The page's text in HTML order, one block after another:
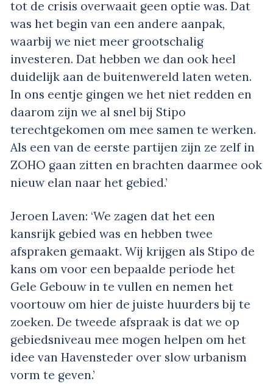
tot de crisis overwaait geen optie was. Dat
was het begin van een andere aanpak,
waarbij we niet meer grootschalig
investeren. Dat hebben we dan ook heel
duidelijk aan de buitenwereld laten weten.
In ons eentje gingen we het niet redden en
daarom zijn we al snel bij Stipo
terechtgekomen om mee samen te werken.
Als een van de eerste partijen zijn ze zelf in
ZOHO gaan zitten en brachten daarmee ook
nieuw elan naar het gebied.’
Jeroen Laven: ‘We zagen dat het een
kansrijk gebied was en hebben twee
afspraken gemaakt. Wij krijgen als Stipo de
kans om voor een bepaalde periode het
Gele Gebouw in te vullen en nemen het
voortouw om hier de juiste huurders bij te
zoeken. De tweede afspraak is dat we op
gebiedsniveau mee mogen helpen om het
idee van Havensteder over slow urbanism
vorm te geven.’